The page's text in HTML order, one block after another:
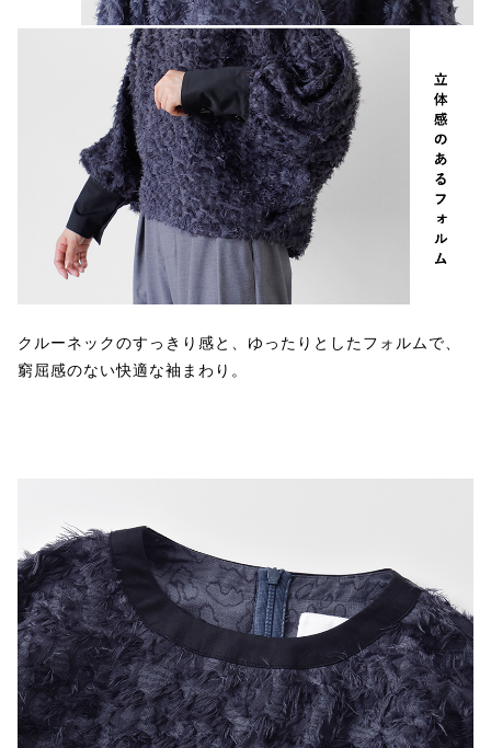
クルーネックのすっきり感と、ゆったりとしたフォルムで、
窮屈感のない快適な袖まわり。